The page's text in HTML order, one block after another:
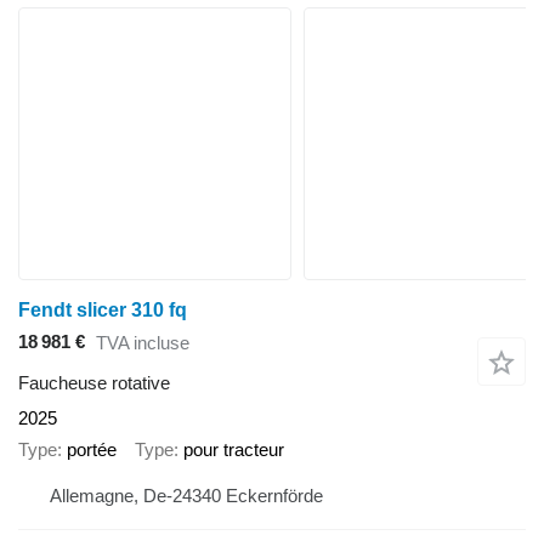
Fendt slicer 310 fq
18 981 € TVA incluse
Faucheuse rotative
2025
Type portée Type pour tracteur
Allemagne, De-24340 Eckernförde